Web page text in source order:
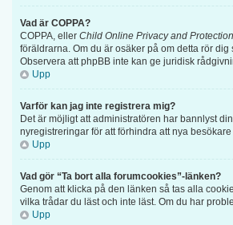
Vad är COPPA?
COPPA, eller Child Online Privacy and
föräldrarna. Om du är osäker på om detta rör
Observera att phpBB inte kan ge juridisk
Upp
Varför kan jag inte registrera mig?
Det är möjligt att administratören har bannlyst
nyregistreringar för att förhindra att nya
Upp
Vad gör “Ta bort alla forumcookies”-länken?
Genom att klicka på den länken så tas alla
vilka trådar du läst och inte läst. Om du har
Upp